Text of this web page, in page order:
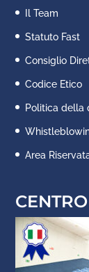
Il Team
Statuto Fast
Consiglio
Codice Etico
Politica della
Area